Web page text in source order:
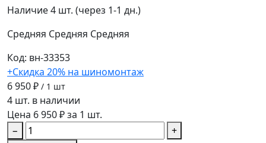
Наличие4 шт. (через 1-1 дн.)
Средняя Средняя Средняя
Код: вн-33353
+Скидка 20% на шиномонтаж
6 950 ₽ / 1 шт
4 шт. в наличии
Цена 6 950 ₽ за 1 шт.
−
+